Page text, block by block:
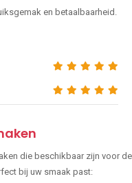
en betaalbaarheid.
die beschikbaar zijn voor de
bij uw smaak past: